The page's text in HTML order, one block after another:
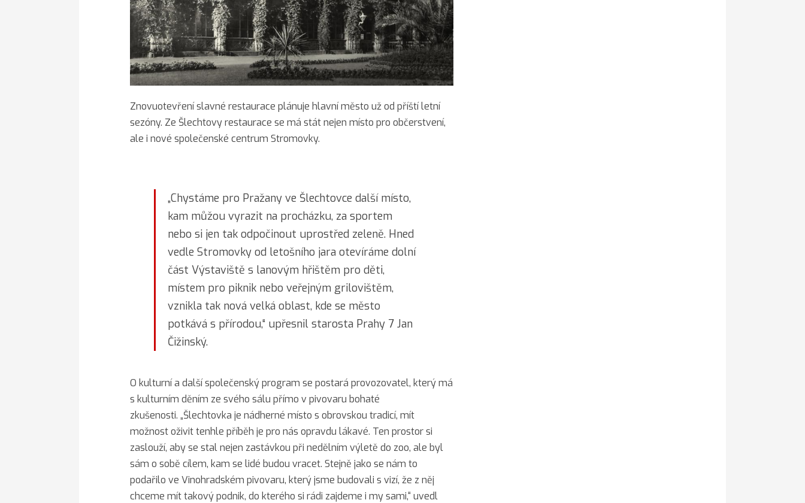
Znovuotevření slavné restaurace plánuje hlavní město už od příští letní
sezóny. Ze Šlechtovy restaurace se má stát nejen místo pro občerstvení,
ale i nové společenské centrum Stromovky.
„Chystáme pro Pražany ve Šlechtovce další místo,
kam můžou vyrazit na procházku, za sportem
nebo si jen tak odpočinout uprostřed zeleně. Hned
vedle Stromovky od letošního jara otevíráme dolní
část Výstaviště s lanovým hřištěm pro děti,
místem pro piknik nebo veřejným grilovištěm,
vznikla tak nová velká oblast, kde se město
potkává s přírodou,“ upřesnil starosta Prahy 7 Jan
Čižinský.
O kulturní a další společenský program se postará provozovatel, který má
s kulturním děním ze svého sálu přímo v pivovaru bohaté
zkušenosti. „Šlechtovka je nádherné místo s obrovskou tradicí, mít
možnost oživit tenhle příběh je pro nás opravdu lákavé. Ten prostor si
zaslouží, aby se stal nejen zastávkou při nedělním výletě do zoo, ale byl
sám o sobě cílem, kam se lidé budou vracet. Stejně jako se nám to
podařilo ve Vinohradském pivovaru, který jsme budovali s vizí, že z něj
chceme mít takový podnik, do kterého si rádi zajdeme i my sami,“ uvedl